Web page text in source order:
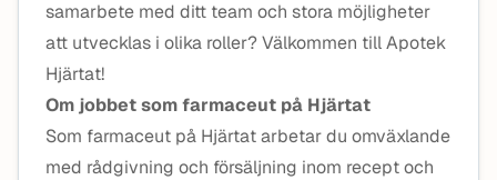
samarbete med ditt team och stora möjligheter
att utvecklas i olika roller? Välkommen till Apotek
Hjärtat!
Om jobbet som farmaceut på Hjärtat
Som farmaceut på Hjärtat arbetar du omväxlande
med rådgivning och försäljning inom recept och